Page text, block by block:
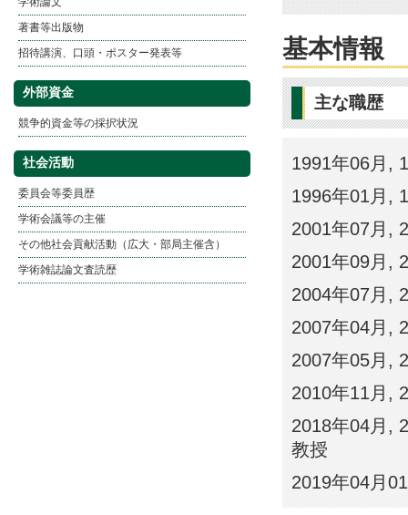
著書等出版物
招待講演、口頭・ポスター発表等
外部資金
競争的資金等の採択状況
社会活動
委員会等委員歴
学術会議等の主催
その他社会貢献活動（広大・部局主催含）
学術雑誌論文査読歴
基本情報
主な職歴
1991年06月,
1996年01月,
2001年07月,
2001年09月,
2004年07月,
2007年04月,
2007年05月,
2010年11月,
2018年04月,
教授
2019年04月